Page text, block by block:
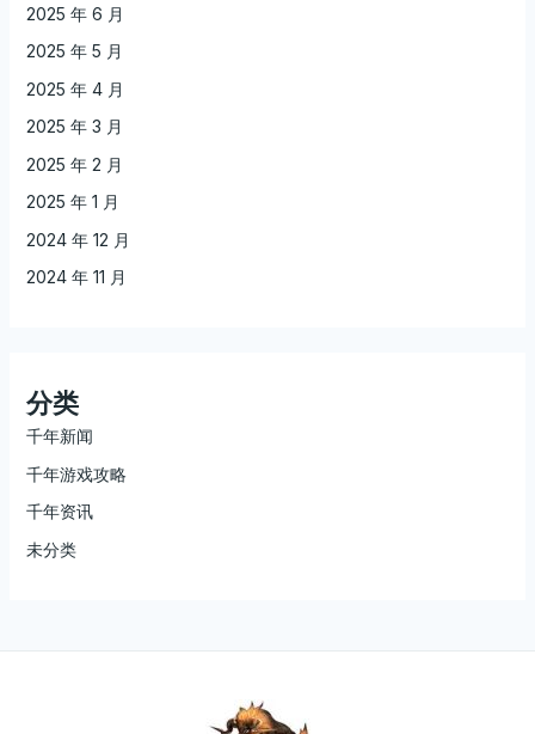
2025 年 6 月
2025 年 5 月
2025 年 4 月
2025 年 3 月
2025 年 2 月
2025 年 1 月
2024 年 12 月
2024 年 11 月
分类
千年新闻
千年游戏攻略
千年资讯
未分类